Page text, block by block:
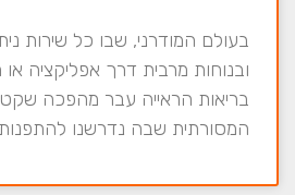
בעולם המודרני, שבו כל שירות
ובנוחות מרבית דרך אפליקציה
בריאות הראייה עבר מהפכה
המסורתית שבה נדרשנו להתפנות